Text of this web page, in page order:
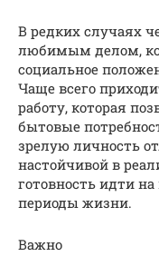
В редких случаях
любимым делом,
социальное
Чаще всего
работу, которая
бытовые
зрелую личность
настойчивой в
готовность идти
периоды жизни.
Важно